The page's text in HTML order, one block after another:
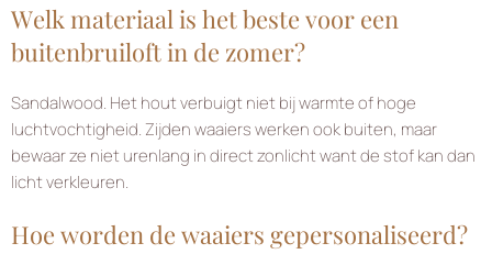
Welk materiaal is het beste voor een
buitenbruiloft in de zomer?
Sandalwood. Het hout verbuigt niet bij warmte of hoge
luchtvochtigheid. Zijden waaiers werken ook buiten, maar
bewaar ze niet urenlang in direct zonlicht want de stof kan dan
licht verkleuren.
Hoe worden de waaiers gepersonaliseerd?